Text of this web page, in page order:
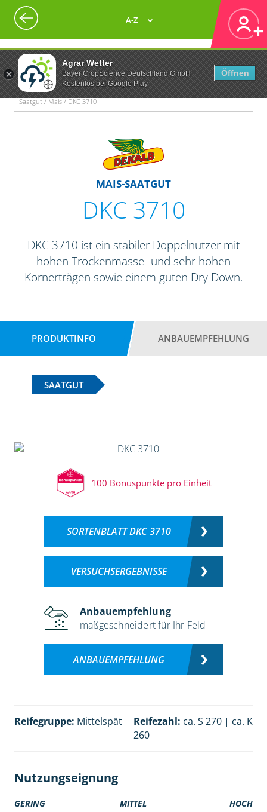
Agrar Wetter
Bayer CropScience Deutschland GmbH
Kostenlos bei Google Play
Öffnen
A-Z
Saatgut / Mais / DKC 3710
MAIS-SAATGUT
DKC 3710
DKC 3710 ist ein stabiler Doppelnutzer mit
hohen Trockenmasse- und sehr hohen
Kornerträgen sowie einem guten Dry Down.
PRODUKTINFO ANBAUEMPFEHLUNG
SAATGUT
100 Bonuspunkte pro Einheit
SORTENBLATT DKC 3710
VERSUCHSERGEBNISSE
Anbauempfehlung
maßgeschneidert für Ihr Feld
ANBAUEMPFEHLUNG
Reifegruppe: Mittelspät Reifezahl: ca. S 270 | ca. K
260
Nutzungseignung
GERING MITTEL HOCH